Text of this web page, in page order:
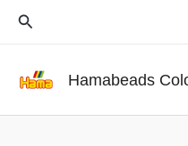
Buscar
Hamabeads